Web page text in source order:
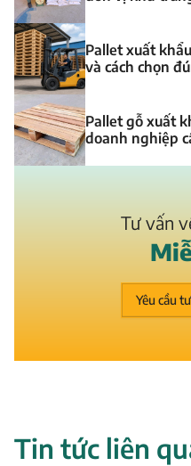
Pallet xuất
và cách chọn
Pallet gỗ xuất
doanh nghiệp
Tư vấn
Mi
Yêu cầu
Tin tức liên